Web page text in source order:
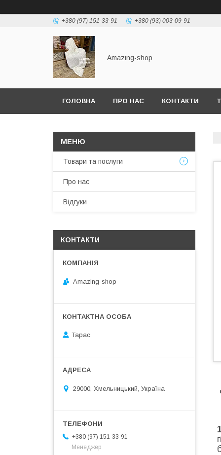
+380 (97) 151-33-91 +380 (93) 003-09-91
Amazing-shop
ГОЛОВНА ПРО НАС КОНТАКТИ
Товари та послуги
Про нас
Відгуки
КОНТАКТИ
Amazing-shop
Тарас
29000, Хмельницький, Україна
+380 (97) 151-33-91
Менеджер